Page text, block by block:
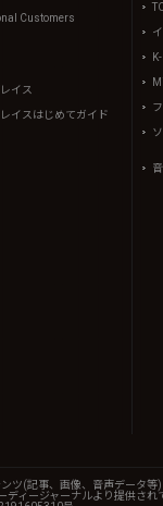
Customers
イス
イスはじめてガイド
ツ(記事、画像、音声データ
ィージャーナルより提供され